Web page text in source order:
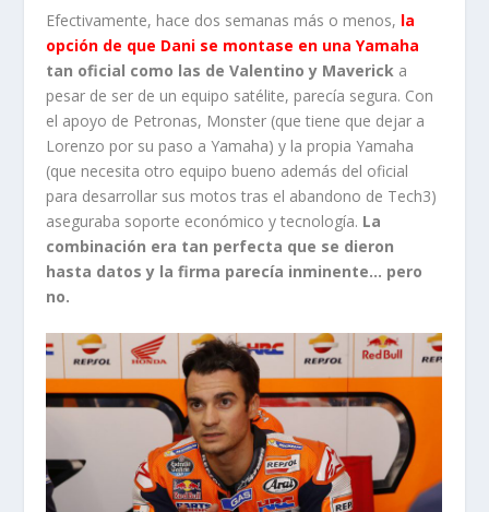
Efectivamente, hace dos semanas más o menos, la
opción de que Dani se montase en una Yamaha
tan oficial como las de Valentino y Maverick a
pesar de ser de un equipo satélite, parecía segura. Con
el apoyo de Petronas, Monster (que tiene que dejar a
Lorenzo por su paso a Yamaha) y la propia Yamaha
(que necesita otro equipo bueno además del oficial
para desarrollar sus motos tras el abandono de Tech3)
aseguraba soporte económico y tecnología. La
combinación era tan perfecta que se dieron
hasta datos y la firma parecía inminente… pero
no.